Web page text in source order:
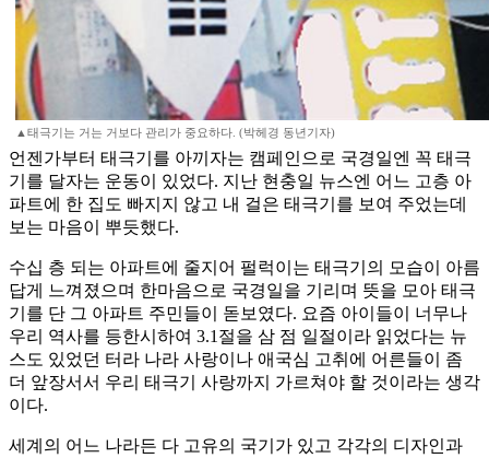
▲태극기는 거는 거보다 관리가 중요하다. (박헤경 동년기자)
언젠가부터 태극기를 아끼자는 캠페인으로 국경일엔 꼭 태극
기를 달자는 운동이 있었다. 지난 현충일 뉴스엔 어느 고층 아
파트에 한 집도 빠지지 않고 내 걸은 태극기를 보여 주었는데
보는 마음이 뿌듯했다.
수십 층 되는 아파트에 줄지어 펄럭이는 태극기의 모습이 아름
답게 느껴졌으며 한마음으로 국경일을 기리며 뜻을 모아 태극
기를 단 그 아파트 주민들이 돋보였다. 요즘 아이들이 너무나
우리 역사를 등한시하여 3.1절을 삼 점 일절이라 읽었다는 뉴
스도 있었던 터라 나라 사랑이나 애국심 고취에 어른들이 좀
더 앞장서서 우리 태극기 사랑까지 가르쳐야 할 것이라는 생각
이다.
세계의 어느 나라든 다 고유의 국기가 있고 각각의 디자인과